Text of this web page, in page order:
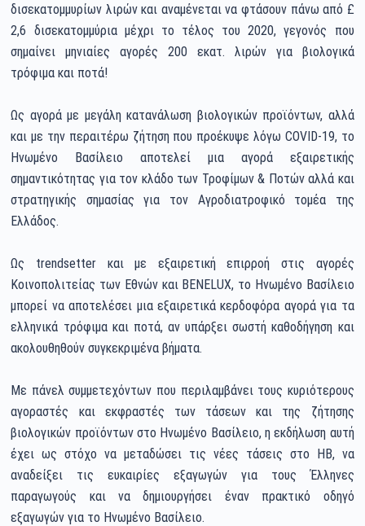
δισεκατομμυρίων λιρών και αναμένεται να φτάσουν πάνω από £
2,6 δισεκατομμύρια μέχρι το τέλος του 2020, γεγονός που
σημαίνει μηνιαίες αγορές 200 εκατ. λιρών για βιολογικά
τρόφιμα και ποτά!
Ως αγορά με μεγάλη κατανάλωση βιολογικών προϊόντων, αλλά
και με την περαιτέρω ζήτηση που προέκυψε λόγω COVID-19, το
Ηνωμένο Βασίλειο αποτελεί μια αγορά εξαιρετικής
σημαντικότητας για τον κλάδο των Τροφίμων & Ποτών αλλά και
στρατηγικής σημασίας για τον Αγροδιατροφικό τομέα της
Ελλάδος.
Ως trendsetter και με εξαιρετική επιρροή στις αγορές
Κοινοπολιτείας των Εθνών και BENELUX, το Ηνωμένο Βασίλειο
μπορεί να αποτελέσει μια εξαιρετικά κερδοφόρα αγορά για τα
ελληνικά τρόφιμα και ποτά, αν υπάρξει σωστή καθοδήγηση και
ακολουθηθούν συγκεκριμένα βήματα.
Με πάνελ συμμετεχόντων που περιλαμβάνει τους κυριότερους
αγοραστές και εκφραστές των τάσεων και της ζήτησης
βιολογικών προϊόντων στο Ηνωμένο Βασίλειο, η εκδήλωση αυτή
έχει ως στόχο να μεταδώσει τις νέες τάσεις στο ΗΒ, να
αναδείξει τις ευκαιρίες εξαγωγών για τους Έλληνες
παραγωγούς και να δημιουργήσει έναν πρακτικό οδηγό
εξαγωγών για το Ηνωμένο Βασίλειο.